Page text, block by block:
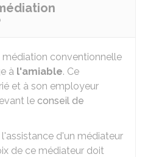
médiation conventionnelle
à l'amiable. Ce
et à son employeur
le conseil de
d'un médiateur
de ce médiateur doit